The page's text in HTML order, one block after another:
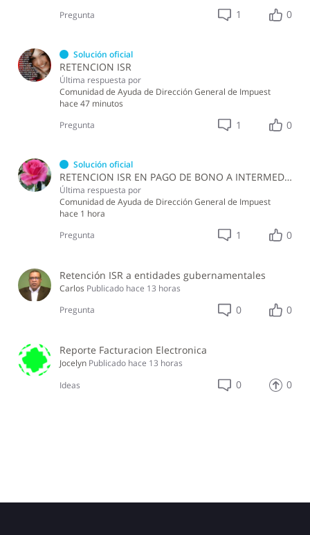
Pregunta
1 0
Solución oficial
RETENCION ISR
Última respuesta por
Comunidad de Ayuda de Dirección General de Impuest
hace 47 minutos
Pregunta
1 0
Solución oficial
RETENCION ISR EN PAGO DE BONO A INTERMEDIARIOS
Última respuesta por
Comunidad de Ayuda de Dirección General de Impuest
hace 1 hora
Pregunta
1 0
Retención ISR a entidades gubernamentales
Carlos Publicado hace 13 horas
Pregunta
0 0
Reporte Facturacion Electronica
Jocelyn Publicado hace 13 horas
Ideas
0 0